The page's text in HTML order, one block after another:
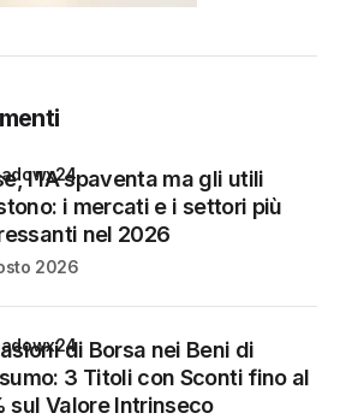
l’IA spaventa ma gli utili
i mercati e i settori più
nel 2026
2026
di Borsa nei Beni di
3 Titoli con Sconti fino al
sul Valore Intrinseco